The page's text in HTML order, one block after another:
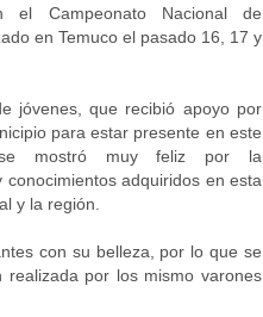
el Campeonato Nacional de
en Temuco el pasado 16, 17 y
jóvenes, que recibió apoyo por
para estar presente en este
se mostró muy feliz por la
conocimientos adquiridos en esta
y la región.
con su belleza, por lo que se
por los mismo varones